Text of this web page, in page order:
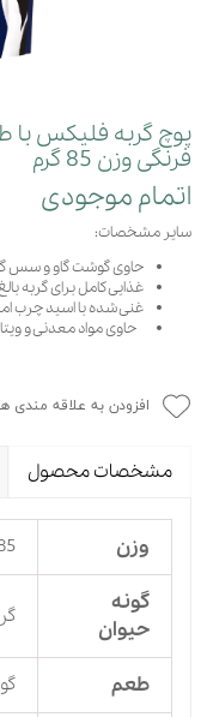
پوچ گربه فلیکس
فرنگی وزن 85 گرم
اتمام موجودی
سایر مشخصات:
حاوی گوشت گاو و سس
غذایی کامل برای گربه
غنی شده با اسید چرب
حاوی مواد معدنی و
افزودن به علاقه مندی
مشخصات محصول
وزن 85
گونه
حیوان
طعم